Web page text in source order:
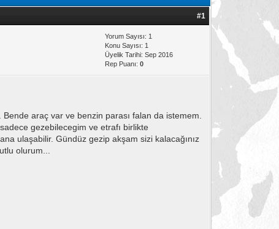
#1
Yorum Sayısı: 1
Konu Sayısı: 1
Üyelik Tarihi: Sep 2016
Rep Puanı:0
araç var ve benzin parası falan da istemem.
gezebilecegim ve etrafı birlikte
ulaşabilir. Gündüz gezip akşam sizi kalacağınız
olurum...